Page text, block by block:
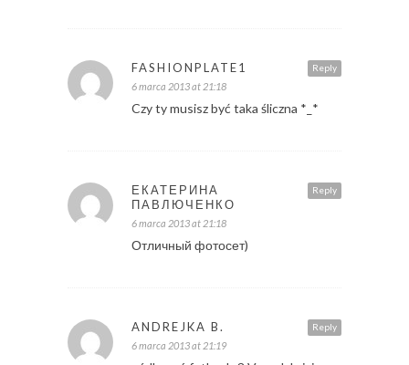
Reply
FASHIONPLATE1
6 marca 2013 at 21:18
Czy ty musisz być taka śliczna *_*
Reply
ЕКАТЕРИНА
ПАВЛЮЧЕНКО
6 marca 2013 at 21:18
Отличный фотосет)
Reply
ANDREJKA B.
6 marca 2013 at 21:19